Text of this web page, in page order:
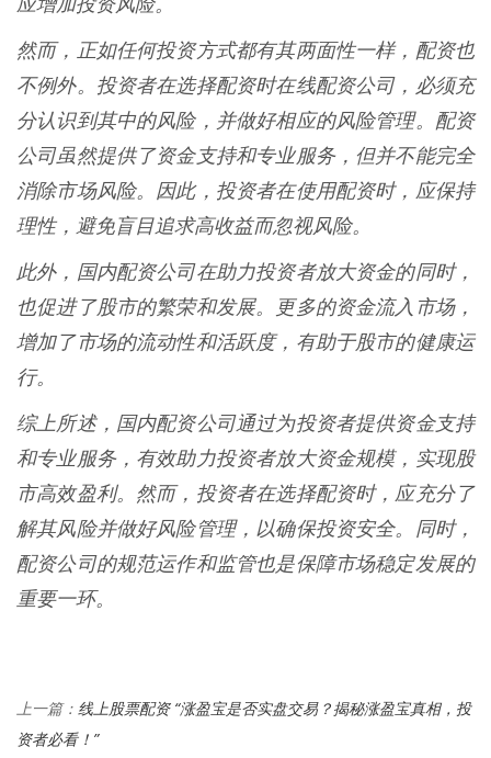
应增加投资风险。
然而，正如任何投资方式都有其两面性一样，配资也
不例外。投资者在选择配资时在线配资公司，必须充
分认识到其中的风险，并做好相应的风险管理。配资
公司虽然提供了资金支持和专业服务，但并不能完全
消除市场风险。因此，投资者在使用配资时，应保持
理性，避免盲目追求高收益而忽视风险。
此外，国内配资公司在助力投资者放大资金的同时，
也促进了股市的繁荣和发展。更多的资金流入市场，
增加了市场的流动性和活跃度，有助于股市的健康运
行。
综上所述，国内配资公司通过为投资者提供资金支持
和专业服务，有效助力投资者放大资金规模，实现股
市高效盈利。然而，投资者在选择配资时，应充分了
解其风险并做好风险管理，以确保投资安全。同时，
配资公司的规范运作和监管也是保障市场稳定发展的
重要一环。
上一篇： 线上股票配资 “涨盈宝是否实盘交易？揭秘涨盈宝真相，投
资者必看！”